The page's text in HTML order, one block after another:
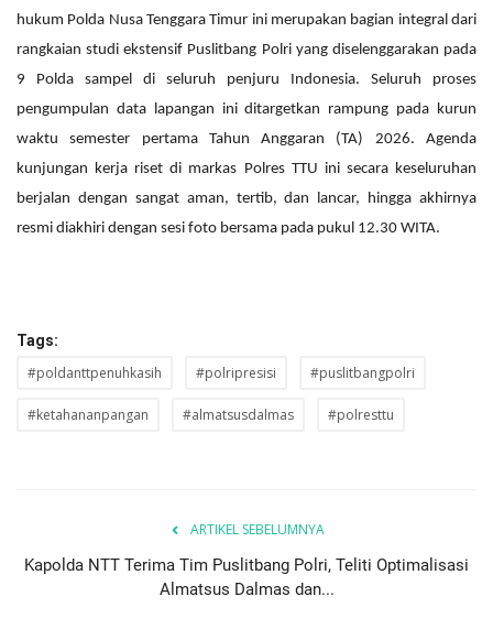
hukum Polda Nusa Tenggara Timur ini merupakan bagian integral dari
rangkaian studi ekstensif Puslitbang Polri yang diselenggarakan pada
9 Polda sampel di seluruh penjuru Indonesia. Seluruh proses
pengumpulan data lapangan ini ditargetkan rampung pada kurun
waktu semester pertama Tahun Anggaran (TA) 2026. Agenda
kunjungan kerja riset di markas Polres TTU ini secara keseluruhan
berjalan dengan sangat aman, tertib, dan lancar, hingga akhirnya
resmi diakhiri dengan sesi foto bersama pada pukul 12.30 WITA.
Tags:
#poldanttpenuhkasih #polripresisi #puslitbangpolri
#ketahananpangan #almatsusdalmas #polresttu
ARTIKEL SEBELUMNYA
Kapolda NTT Terima Tim Puslitbang Polri, Teliti Optimalisasi
Almatsus Dalmas dan...